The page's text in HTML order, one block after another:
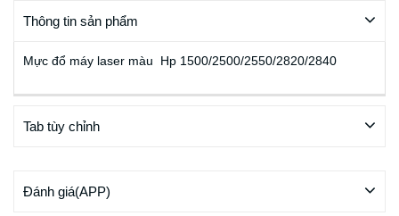
Thông tin sản phẩm
Mực đổ máy laser màu Hp 1500/2500/2550/2820/2840
Tab tùy chỉnh
Đánh giá(APP)